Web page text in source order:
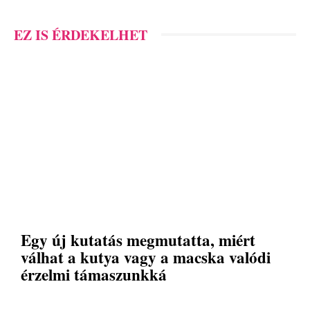
EZ IS ÉRDEKELHET
Egy új kutatás megmutatta, miért
válhat a kutya vagy a macska valódi
érzelmi támaszunkká